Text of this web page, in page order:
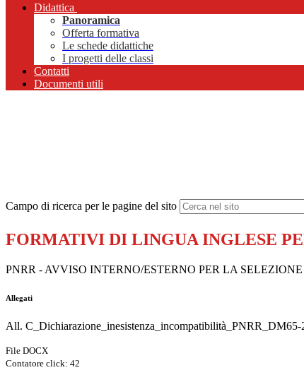
Didattica
Panoramica
Offerta formativa
Le schede didattiche
I progetti delle classi
Contatti
Documenti utili
Campo di ricerca per le pagine del sito
FORMATIVI DI LINGUA INGLESE
PNRR - AVVISO INTERNO/ESTERNO PER LA
Allegati
All. C_Dichiarazione_inesistenza_incompatibilità_PNRR_DM65-
File DOCX
Contatore click: 42